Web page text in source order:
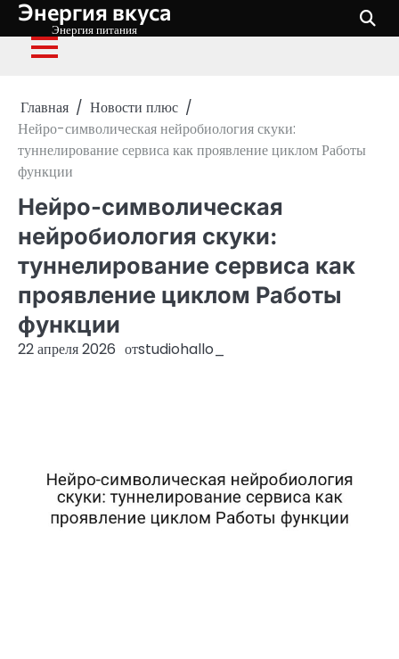
Перейти
содержимому
Энергия вкуса
Энергия питания
Главная
Новости плюс
Нейро-символическая нейробиология скуки:
туннелирование сервиса как проявление циклом Работы
функции
Нейро-символическая
нейробиология скуки:
туннелирование сервиса как
проявление циклом Работы
функции
22 апреля 2026 отstudiohallo_